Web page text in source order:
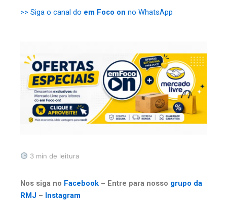
>> Siga o canal do em Foco on no WhatsApp
3 min de leitura
Nos siga no Facebook – Entre para nosso grupo da
RMJ – Instagram